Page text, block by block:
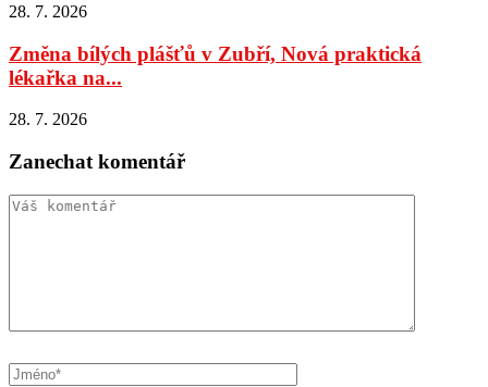
28. 7. 2026
Změna bílých plášťů v Zubří, Nová praktická
lékařka na...
28. 7. 2026
Zanechat komentář